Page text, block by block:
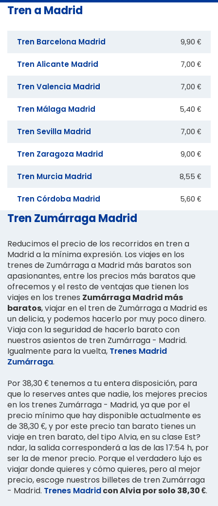
Tren a Madrid
Tren Barcelona Madrid 9,90 €
Tren Alicante Madrid 7,00 €
Tren Valencia Madrid 7,00 €
Tren Málaga Madrid 5,40 €
Tren Sevilla Madrid 7,00 €
Tren Zaragoza Madrid 9,00 €
Tren Murcia Madrid 8,55 €
Tren Córdoba Madrid 5,60 €
Tren Zumárraga Madrid
Reducimos el precio de los recorridos en tren a
Madrid a la mínima expresión. Los viajes en los
trenes de Zumárraga a Madrid más baratos son
apasionantes, entre los precios más baratos que
ofrecemos y el resto de ventajas que tienen los
viajes en los trenes Zumárraga Madrid más
baratos, viajar en el tren de Zumárraga a Madrid es
un delicia, y podemos hacerlo por muy poco dinero.
Viaja con la seguridad de hacerlo barato con
nuestros asientos de tren Zumárraga - Madrid.
Igualmente para la vuelta, Trenes Madrid
Zumárraga.
Por 38,30 € tenemos a tu entera disposición, para
que lo reserves antes que nadie, los mejores precios
en los trenes Zumárraga - Madrid, ya que por el
precio mínimo que hay disponible actualmente es
de 38,30 €, y por este precio tan barato tienes un
viaje en tren barato, del tipo Alvia, en su clase Est?
ndar, la salida corresponderá a las de las 17:54 h, por
ser la de menor precio. Porque el verdadero lujo es
viajar donde quieres y cómo quieres, pero al mejor
precio, escoge nuestros billetes de tren Zumárraga
- Madrid. Trenes Madridcon Alvia por solo 38,30 €.